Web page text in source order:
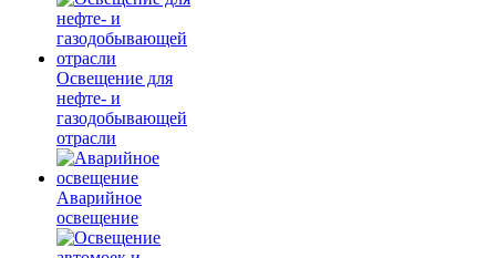
Освещение для
нефте- и
газодобывающей
отрасли
Аварийное
освещение